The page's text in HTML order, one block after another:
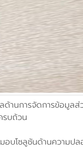
านการจัดการข้อมูล
บถ้วน
บโซลูชันด้านความป